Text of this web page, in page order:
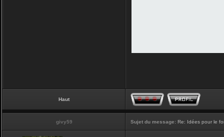
Haut
givy59 Sujet du message: Re: Idées pour le